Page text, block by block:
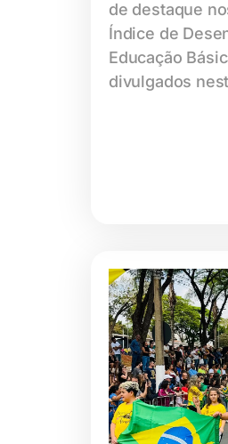
de destaque
Índice de
Educação
divulgados